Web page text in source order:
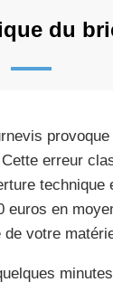
du
provoque
erreur
technique
euros en
de votre